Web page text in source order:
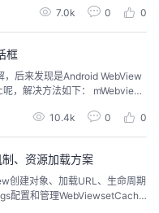
7.0k 0 0
框
，后来发现是Android WebView
法如下： mWebview.
10.4k 0 0
、资源加载方案
配置和管理WebViewsetCache